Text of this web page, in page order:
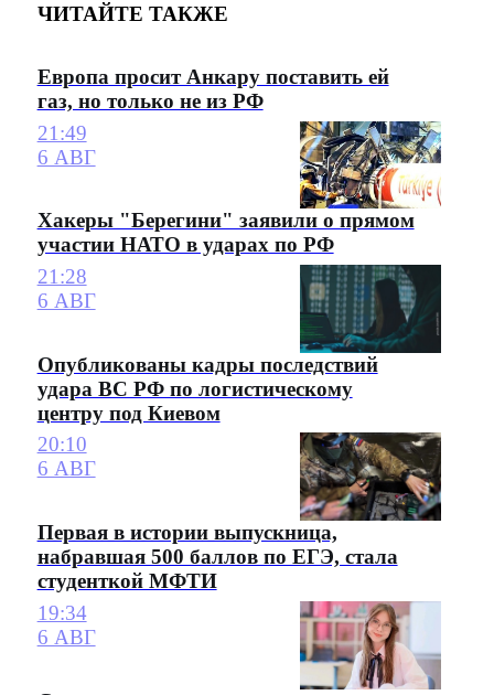
ЧИТАЙТЕ ТАКЖЕ
Европа просит Анкару поставить ей
газ, но только не из РФ
21:49
6 АВГ
Хакеры "Берегини" заявили о прямом
участии НАТО в ударах по РФ
21:28
6 АВГ
Опубликованы кадры последствий
удара ВС РФ по логистическому
центру под Киевом
20:10
6 АВГ
Первая в истории выпускница,
набравшая 500 баллов по ЕГЭ, стала
студенткой МФТИ
19:34
6 АВГ